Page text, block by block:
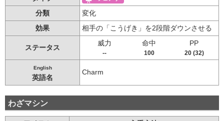
分類
変化
効果
相手の「こうげき」を2段階ダウンさせる
ステータス
威力
--
命中
100
PP
20 (32)
English
英語名
Charm
わざマシン